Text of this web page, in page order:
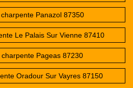
Panazol 87350
Le Palais Sur Vienne 87410
Pageas 87230
Oradour Sur Vayres 87150